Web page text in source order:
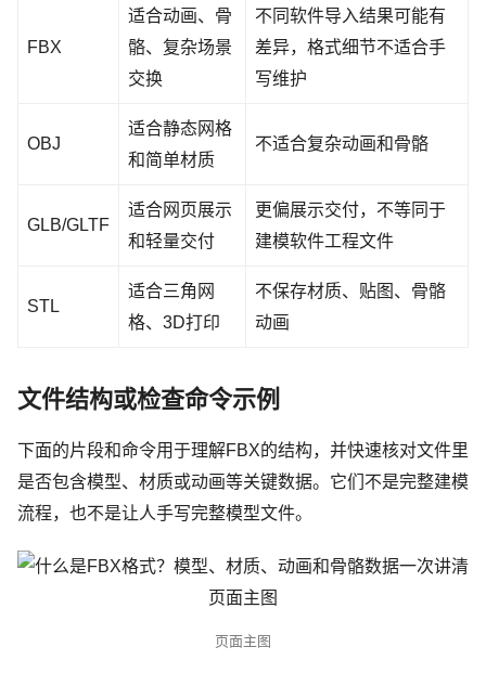
FBX
适合动画、骨
骼、复杂场景
交换
不同软件导入结果可能有
差异，格式细节不适合手
写维护
OBJ
适合静态网格
和简单材质
不适合复杂动画和骨骼
GLB/GLTF
适合网页展示
和轻量交付
更偏展示交付，不等同于
建模软件工程文件
STL
适合三角网
格、3D打印
不保存材质、贴图、骨骼
动画
文件结构或检查命令示例
下面的片段和命令用于理解FBX的结构，并快速核对文件里
是否包含模型、材质或动画等关键数据。它们不是完整建模
流程，也不是让人手写完整模型文件。
页面主图